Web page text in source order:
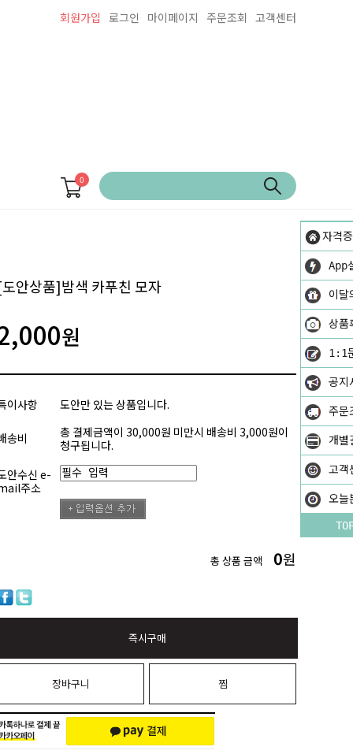
자격
App
이달
상품
1:1
공지
주문
개별
고객
오늘
회원가입 로그인 마이페이지 주문조회 고객센터
0
안상품]밤색 카푸친 모자
원
이사항 도안만 있는 상품입니다.
송비
총 결제금액이 30,000원 미만시 배송비 3,000원이
청구됩니다.
안수신 e-
주소
총 상품 금액 0원
즉시구매
장바구니 찜